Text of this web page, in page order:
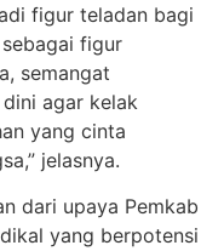
figur teladan bagi
figur
semangat
agar kelak
yang cinta
jelasnya.
dari upaya Pemkab
yang berpotensi